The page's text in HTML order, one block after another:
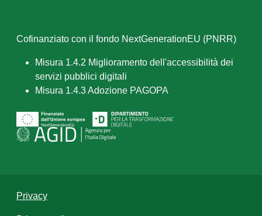
Cofinanziato con il fondo NextGenerationEU (PNRR)
Misura 1.4.2 Miglioramento dell'accessibilità dei
servizi pubblici digitali
Misura 1.4.3 Adozione PAGOPA
Privacy